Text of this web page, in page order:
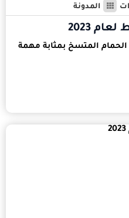
المدونة
2023
المتسخ بمثابة مهمة